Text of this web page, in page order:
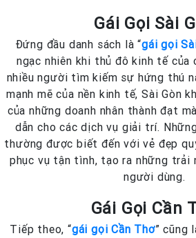
Gái Gọi Sài
Đứng đầu danh sách là “gái gọi
ngạc nhiên khi thủ đô kinh tế của
nhiều người tìm kiếm sự hứng thú
mạnh mẽ của nền kinh tế, Sài Gòn
của những doanh nhân thành đạt
dẫn cho các dịch vụ giải trí.
thường được biết đến với vẻ đẹp
phục vụ tận tình, tạo ra những trải
người dùng.
Gái Gọi Cần
Tiếp theo, “gái gọi Cần Thơ” cũng